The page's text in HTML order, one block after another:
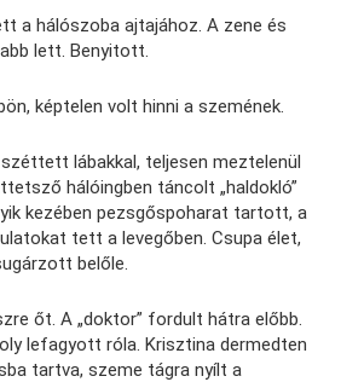
a hálószoba ajtajához. A zene és
lett. Benyitott.
képtelen volt hinni a szemének.
lábakkal, teljesen meztelenül
hálóingben táncolt „haldokló”
kezében pezsgőspoharat tartott, a
tett a levegőben. Csupa élet,
belőle.
őt. A „doktor” fordult hátra előbb.
lefagyott róla. Krisztina dermedten
tartva, szeme tágra nyílt a